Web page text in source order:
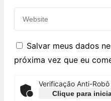
Salvar meus dados
próxima vez que eu
Verificação Anti-Robô
Clique para